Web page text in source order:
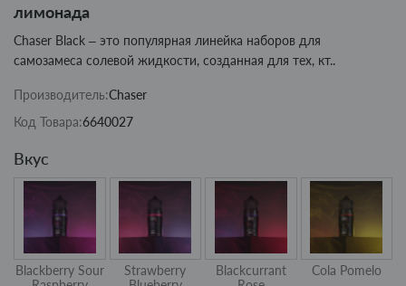
лимонада
Chaser Black – это популярная линейка наборов для
самозамеса солевой жидкости, созданная для тех, кт..
Производитель:Chaser
Код Товара:6640027
Вкус
Blackberry Sour
Strawberry
Blackcurrant
Cola Pomelo